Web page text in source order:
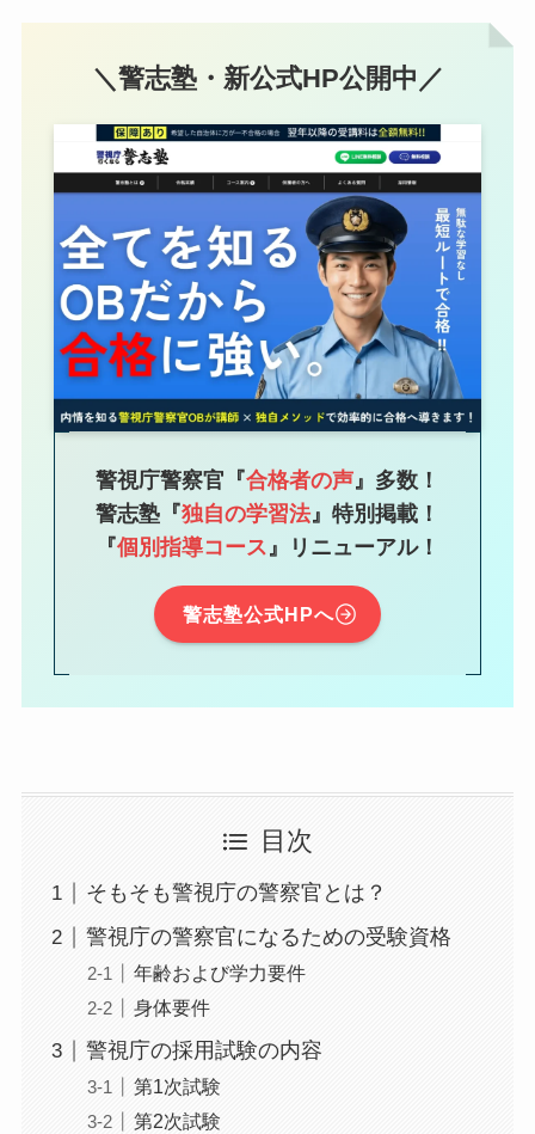
＼警志塾・新公式HP公開中／
警視庁警察官『合格者の声 』 多数！
警志塾『独自の学習法』特別掲載！
『個別指導コース 』リニューアル！
警志塾公式HPへ
目次
そもそも警視庁の警察官とは？
警視庁の警察官になるための受験資格
年齢および学力要件
身体要件
警視庁の採用試験の内容
第1次試験
第2次試験